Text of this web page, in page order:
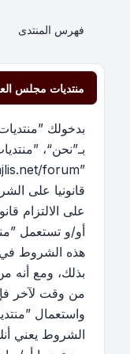
فهرس المنتدى
منتديات مجلس
بدخولك
بـ”نحن“،
قانونيا على
على الالتزام
أو/و تستعمل
هذه الشروط في
بذلك، ومع أنه
من وقت لآخر
واستعمال
الشروط يعني